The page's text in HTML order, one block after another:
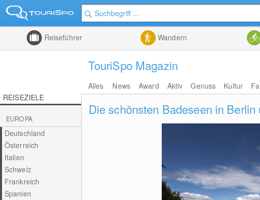
Reiseführer Wandern
TouriSpo Magazin
Alles News Award Aktiv Genuss Kultur
REISEZIELE
EUROPA
Deutschland
Österreich
Italien
Schweiz
Frankreich
Spanien
Die schönsten Badeseen in Berlin